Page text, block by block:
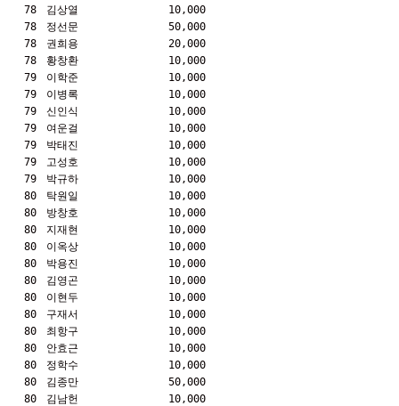
78
김상열
10,000
78
정선문
50,000
78
권희용
20,000
78
황창환
10,000
79
이학준
10,000
79
이병록
10,000
79
신인식
10,000
79
여운걸
10,000
79
박태진
10,000
79
고성호
10,000
79
박규하
10,000
80
탁원일
10,000
80
방창호
10,000
80
지재현
10,000
80
이옥상
10,000
80
박용진
10,000
80
김영곤
10,000
80
이현두
10,000
80
구재서
10,000
80
최항구
10,000
80
안효근
10,000
80
정학수
10,000
80
김종만
50,000
80
김남헌
10,000